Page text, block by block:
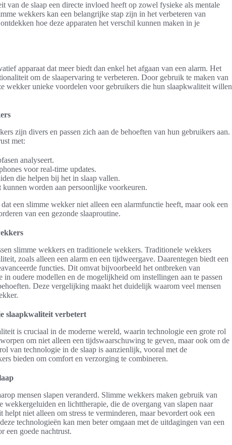
van de slaap een directe invloed heeft op zowel fysieke als mentale
wekkers kan een belangrijke stap zijn in het verbeteren van
hoe deze apparaten het verschil kunnen maken in je
apparaat dat meer biedt dan enkel het afgaan van een alarm. Het
om de slaapervaring te verbeteren. Door gebruik te maken van
wekker unieke voordelen voor gebruikers die hun slaapkwaliteit willen
zijn divers en passen zich aan de behoeften van hun gebruikers aan.
met:
analyseert.
voor real-time updates.
die helpen bij het in slaap vallen.
kunnen worden aan persoonlijke voorkeuren.
een slimme wekker niet alleen een alarmfunctie heeft, maar ook een
van een gezonde slaaproutine.
slimme wekkers en traditionele wekkers. Traditionele wekkers
zoals alleen een alarm en een tijdweergave. Daarentegen biedt een
functies. Dit omvat bijvoorbeeld het ontbreken van
oudere modellen en de mogelijkheid om instellingen aan te passen
Deze vergelijking maakt het duidelijk waarom veel mensen
slaapkwaliteit verbetert
is cruciaal in de moderne wereld, waarin technologie een grote rol
om niet alleen een tijdswaarschuwing te geven, maar ook om de
van technologie in de slaap is aanzienlijk, vooral met de
bieden om comfort en verzorging te combineren.
mensen slapen veranderd. Slimme wekkers maken gebruik van
wekkergeluiden en lichttherapie, die de overgang van slapen naar
niet alleen om stress te verminderen, maar bevordert ook een
technologieën kan men beter omgaan met de uitdagingen van een
een goede nachtrust.